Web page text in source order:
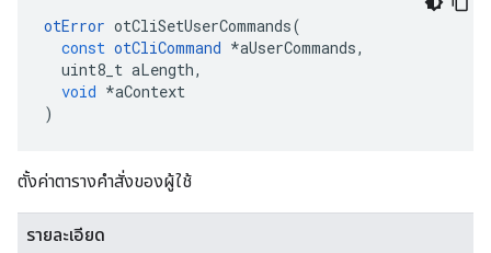
otError otCliSetUserCommands(
const otCliCommand *aUserCommands,
uint8_t aLength,
void *aContext
)
ตั้งค่าตารางคําสั่งของผู้ใช้
รายละเอียด